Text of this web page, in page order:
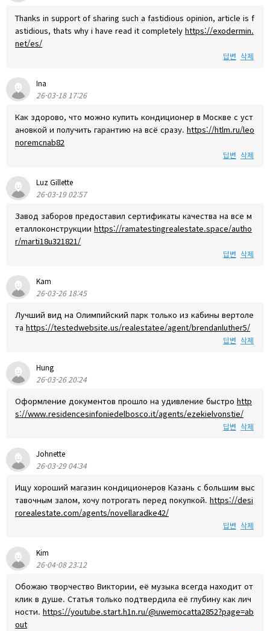
Thanks in support of sharing such a fastidious opinion, article is f
astidious, thats why i have read it completely https://exodermin.
net/es/
답변 삭제
Ina
26-03-18 17:26
Как здорово, что можно купить кондиционер в Москве с уст
ановкой и получить гарантию на всё сразу. https://htlm.ru/leo
noremcnab82
답변 삭제
Luz Gillette
26-03-19 02:57
Завод заборов предоставил сертификаты качества на все м
еталлоконструкции https://ramatestingrealestate.space/autho
r/marti18u321821/
답변 삭제
Kam
26-03-26 18:45
Лучший вид на Олимпийский парк только из кабины вертоле
та https://testedwebsite.us/realestatee/agent/brendanluther5/
답변 삭제
Hung
26-03-26 20:24
Оформление документов прошло на удивление быстро http
s://www.residencesinfoniedelbosco.it/agents/ezekielvonstie/
답변 삭제
Johnette
26-03-29 04:34
Ищу хороший магазин кондиционеров Казань с большим выс
тавочным залом, хочу потрогать перед покупкой. https://desi
rorealestate.com/agents/novellaradke42/
답변 삭제
Kim
26-04-08 23:12
Обожаю творчество Виктории, её музыка всегда находит от
клик в душе. Статья только подтвердила её глубину как лич
ности. https://youtube.start.h1n.ru/@uwemocatta2852?page=ab
out